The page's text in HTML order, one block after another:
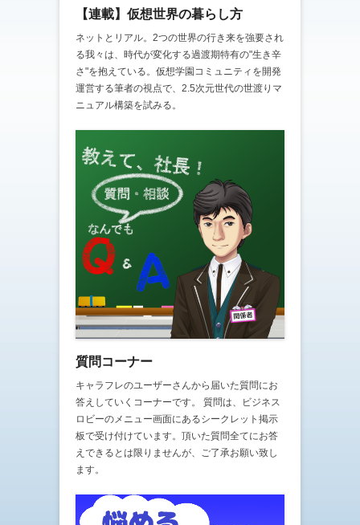
【連載】仮想世界の暮らし方
ネットとリアル。2つの世界の行き来を強要され
る我々は、時代が変化する過渡期特有の"生き辛
さ"を抱えている。仮想学園コミュニティを開発
運営する筆者の視点で、2.5次元世代の世渡りマ
ニュアル構築を試みる。
質問コーナー
キャラフレのユーザーさんから届いた質問にお
答えしていくコーナーです。 質問は、ビジネス
ロビーのメニュー画面にあるシークレット掲示
板で受け付けています。頂いた質問全てにお答
えできるとは限りませんが、ご了承お願い致し
ます。